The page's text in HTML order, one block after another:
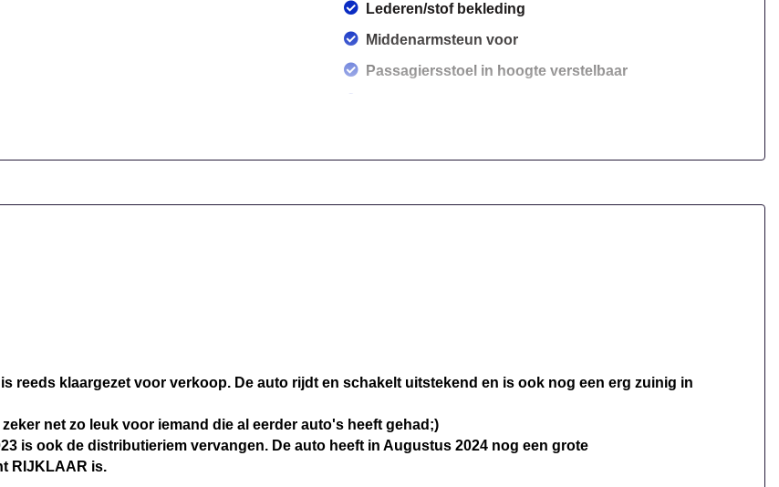
Lederen/stof bekleding
Middenarmsteun voor
Passagiersstoel in hoogte verstelbaar
Stuurbekrachtiging
Overige
Hoofd airbag(s) achter
reeds klaargezet voor verkoop. De auto rijdt en schakelt uitstekend en is ook nog een erg zuinig in
net zo leuk voor iemand die al eerder auto's heeft gehad;)
is ook de distributieriem vervangen. De auto heeft in Augustus 2024 nog een grote
RIJKLAAR is.